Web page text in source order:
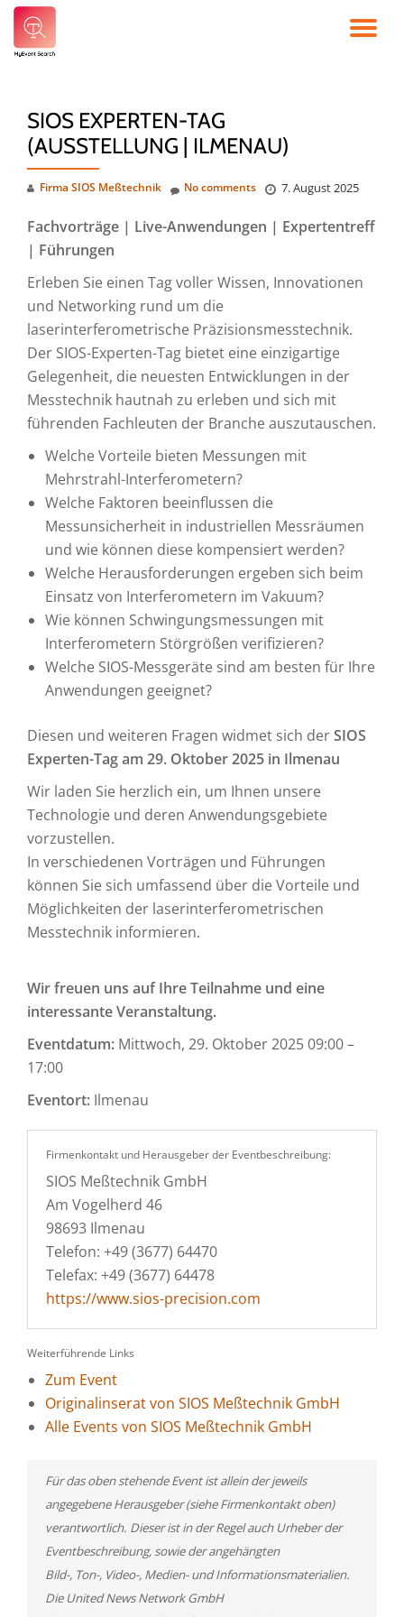
Skip
SIOS EXPERTEN-TAG
(AUSSTELLUNG | ILMENAU)
Firma SIOS Meßtechnik 7. August 2025
No comments
Fachvorträge | Live-Anwendungen | Expertentreff
| Führungen
Erleben Sie einen Tag voller Wissen, Innovationen
und Networking rund um die
laserinterferometrische Präzisionsmesstechnik.
Der SIOS-Experten-Tag bietet eine einzigartige
Gelegenheit, die neuesten Entwicklungen in der
Messtechnik hautnah zu erleben und sich mit
führenden Fachleuten der Branche auszutauschen.
Welche Vorteile bieten Messungen mit
Mehrstrahl-Interferometern?
Welche Faktoren beeinflussen die
Messunsicherheit in industriellen Messräumen
und wie können diese kompensiert werden?
Welche Herausforderungen ergeben sich beim
Einsatz von Interferometern im Vakuum?
Wie können Schwingungsmessungen mit
Interferometern Störgrößen verifizieren?
Welche SIOS-Messgeräte sind am besten für Ihre
Anwendungen geeignet?
Diesen und weiteren Fragen widmet sich derSIOS
Experten-Tag am 29. Oktober 2025 in Ilmenau
Wir laden Sie herzlich ein, um Ihnen unsere
Technologie und deren Anwendungsgebiete
vorzustellen.
In verschiedenen Vorträgen und Führungen
können Sie sich umfassend über die Vorteile und
Möglichkeiten der laserinterferometrischen
Messtechnik informieren.
Wir freuen uns auf Ihre Teilnahme und eine
interessante Veranstaltung.
Eventdatum: Mittwoch, 29. Oktober 2025 09:00 –
17:00
Eventort: Ilmenau
Firmenkontakt und Herausgeber der Eventbeschreibung:
SIOS Meßtechnik GmbH
Am Vogelherd 46
98693 Ilmenau
Telefon: +49 (3677) 64470
Telefax: +49 (3677) 64478
https://www.sios-precision.com
Weiterführende Links
Zum Event
Originalinserat von SIOS Meßtechnik GmbH
Alle Events von SIOS Meßtechnik GmbH
Für das oben stehende Event ist allein der jeweils
angegebene Herausgeber (siehe Firmenkontakt oben)
verantwortlich. Dieser ist in der Regel auch Urheber der
Eventbeschreibung, sowie der angehängten
Bild-, Ton-, Video-, Medien- und Informationsmaterialien.
Die United News Network GmbH